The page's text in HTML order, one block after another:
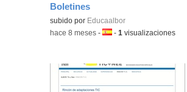
Boletines
Contenido educativo.
subido por Educaalbor
-hace 8 meses -Idioma:
-1 visualizaciones